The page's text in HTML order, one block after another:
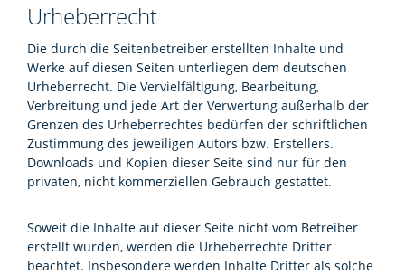
Urheberrecht
Die durch die Seitenbetreiber erstellten Inhalte und
Werke auf diesen Seiten unterliegen dem deutschen
Urheberrecht. Die Vervielfältigung, Bearbeitung,
Verbreitung und jede Art der Verwertung außerhalb der
Grenzen des Urheberrechtes bedürfen der schriftlichen
Zustimmung des jeweiligen Autors bzw. Erstellers.
Downloads und Kopien dieser Seite sind nur für den
privaten, nicht kommerziellen Gebrauch gestattet.
Soweit die Inhalte auf dieser Seite nicht vom Betreiber
erstellt wurden, werden die Urheberrechte Dritter
beachtet. Insbesondere werden Inhalte Dritter als solche